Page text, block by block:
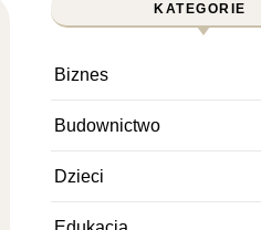
KATEGORIE
Biznes
Budownictwo
Dzieci